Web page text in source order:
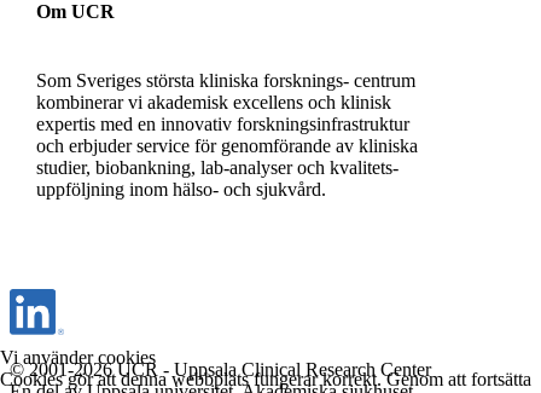
Om UCR
Som Sveriges största kliniska forsknings- centrum
kombinerar vi akademisk excellens och klinisk
expertis med en innovativ forskningsinfrastruktur
och erbjuder service för genomförande av kliniska
studier, biobankning, lab-analyser och kvalitets-
uppföljning inom hälso- och sjukvård.
© 2001-2026 UCR - Uppsala Clinical Research Center
Vi använder cookies
Cookies gör att denna webbplats fungerar korrekt. Genom att fortsätta